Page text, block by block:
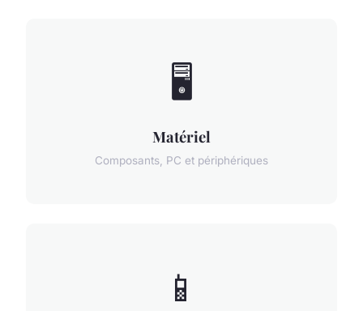
🖥️
Matériel
Composants, PC et périphériques
📱